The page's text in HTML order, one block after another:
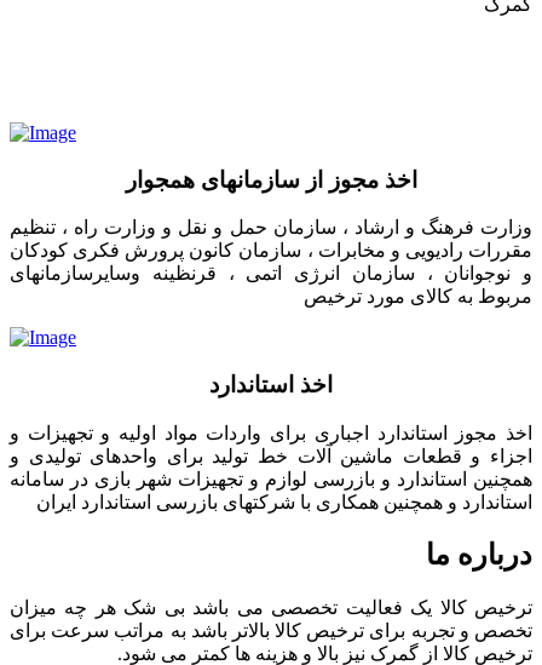
اخذ مجوز از سازمانهای همجوار
وزارت فرهنگ و ارشاد ، سازمان حمل و نقل و وزارت راه ، تنظیم
مقررات رادیویی و مخابرات ، سازمان کانون پرورش فکری کودکان
و نوجوانان ، سازمان انرژی اتمی ، قرنظینه وسایرسازمانهای
مربوط به کالای مورد ترخیص
اخذ استاندارد
اخذ مجوز استاندارد اجباری برای واردات مواد اولیه و تجهیزات و
اجزاء و قطعات ماشین آلات خط تولید برای واحدهای تولیدی و
همچنین استاندارد و بازرسی لوازم و تجهیزات شهر بازی در سامانه
استاندارد و همچنین همکاری با شرکتهای بازرسی استاندارد ایران
درباره ما
ترخیص کالا یک فعالیت تخصصی می باشد بی شک هر چه میزان
تخصص و تجربه برای ترخیص کالا بالاتر باشد به مراتب سرعت برای
ترخیص کالا از گمرک نیز بالا و هزینه ها کمتر می شود.